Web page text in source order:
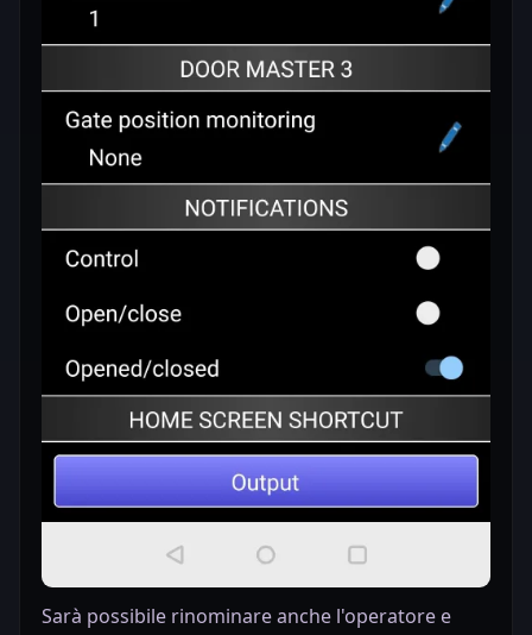
Sarà possibile rinominare anche l'operatore e